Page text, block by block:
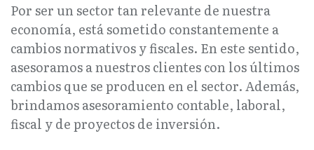
Por ser un sector tan relevante de nuestra
economía, está sometido constantemente a
cambios normativos y fiscales. En este sentido,
asesoramos a nuestros clientes con los últimos
cambios que se producen en el sector. Además,
brindamos asesoramiento contable, laboral,
fiscal y de proyectos de inversión.